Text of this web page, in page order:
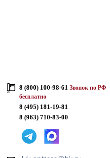
8 (800) 100-98-61 Звонок по РФ
бесплатно
8 (495) 181-19-81
8 (963) 710-83-00